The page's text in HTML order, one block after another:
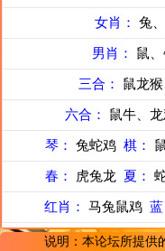
女肖： 兔
男肖： 鼠
三合： 鼠龙
六合： 鼠牛、
琴： 兔蛇鸡 棋：
春：
虎兔龙 夏：
红肖： 马兔鼠鸡 蓝
说明：本论坛所提供